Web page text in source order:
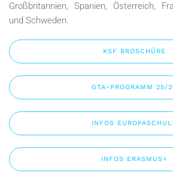
Großbritannien, Spanien, Österreich,
und Schweden.
KSF BROSCHÜRE
GTA-PROGRAMM 25/
INFOS
INFOS ERASMUS+